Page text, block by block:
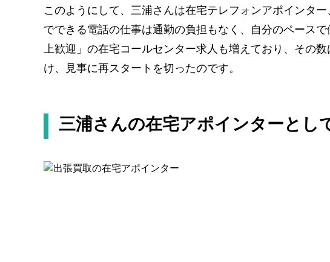
このようにして、三浦さんは在宅テレフォンアポインタ
でできる電話の仕事は通勤の負担もなく、自分のペース
上歓迎」の在宅コールセンター求人も増えており、その
け、見事に再スタートを切ったのです。
三浦さんの在宅アポインターとし